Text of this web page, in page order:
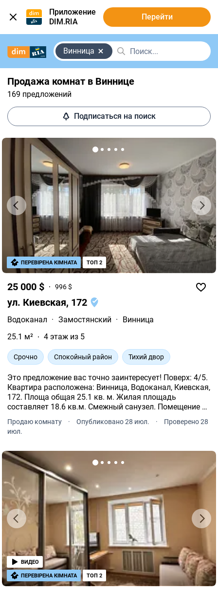
Приложение
DIM.RIA
Перейти
Винница
Продажа комнат в Виннице
169 предложений
Подписаться на поиск
25 000 $ 996 $
ул. Киевская, 172
Водоканал · Замостянский ·
Винница
25.1 м²
4 этаж из 5
Срочно Спокойный район Тихий двор
Это предложение вас точно заинтересует! Поверх: 4/5.
Квартира расположена: Винница, Водоканал, Киевская,
172. Площа общая 25.1 кв. м. Жилая площадь
составляет 18.6 кв.м. Смежный санузел. Помещение с
евроремонтом. Отопление централизованное. Бойлер.
В квартире проведен интернет.
Продаю комнату · Опубликовано 28 июл. ·
Проверено 28
июл.
ПЕРЕВІРЕНА КІМНАТА ТОП 2
ВИДЕО
ПЕРЕВІРЕНА КІМНАТА ТОП 2